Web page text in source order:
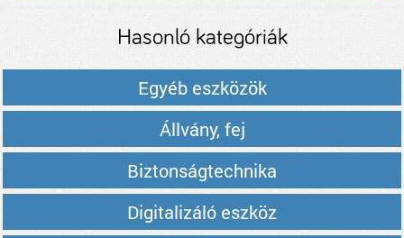
Hasonló kategóriák
Egyéb eszközök
Állvány, fej
Biztonságtechnika
Digitalizáló eszköz